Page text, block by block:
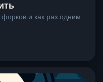
форков и как раз одним